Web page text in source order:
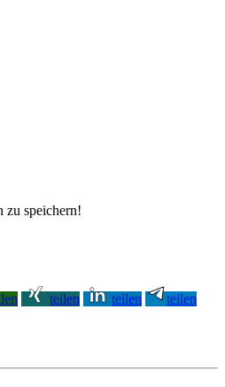
zu speichern!
teilen teilen
teilen